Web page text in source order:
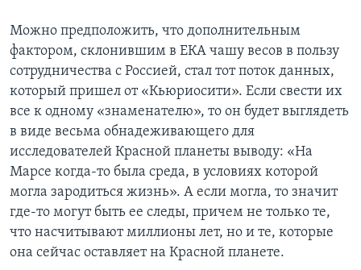
Можно предположить, что дополнительным
фактором, склонившим в ЕКА чашу весов в пользу
сотрудничества с Россией, стал тот поток данных,
который пришел от «Кьюриосити». Если свести их
все к одному «знаменателю», то он будет выглядеть
в виде весьма обнадеживающего для
исследователей Красной планеты выводу: «На
Марсе когда-то была среда, в условиях которой
могла зародиться жизнь». А если могла, то значит
где-то могут быть ее следы, причем не только те,
что насчитывают миллионы лет, но и те, которые
она сейчас оставляет на Красной планете.